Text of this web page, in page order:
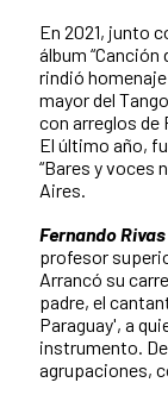
En 2021, junto
álbum
rindió
mayor del
con arreglos de
El último año,
“Bares y voces
Aires.
Fernando
profesor
Arrancó su
padre, el
Paraguay', a
instrumento.
agrupaciones,